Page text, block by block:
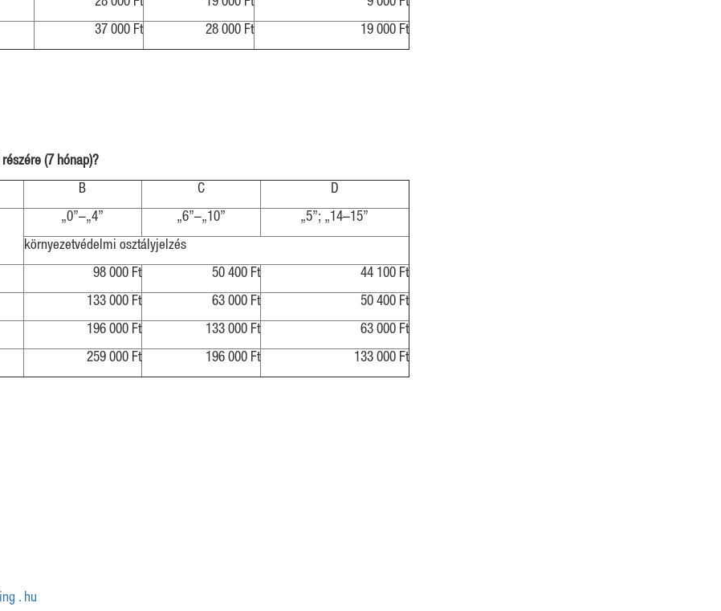
28 000 Ft 19 000 Ft 9 000 Ft
37 000 Ft 28 000 Ft 19 000 Ft
(7 hónap)?
B C D
„0”–„4” „6”–„10” „5”; „14–15”
környezetvédelmi osztályjelzés
98 000 Ft 50 400 Ft 44 100 Ft
133 000 Ft 63 000 Ft 50 400 Ft
196 000 Ft 133 000 Ft 63 000 Ft
259 000 Ft 196 000 Ft 133 000 Ft
. hu